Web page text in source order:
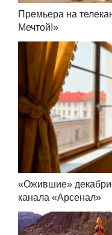
Премьера на
Мечтой!»
«Ожившие»
канала «Арсенал»